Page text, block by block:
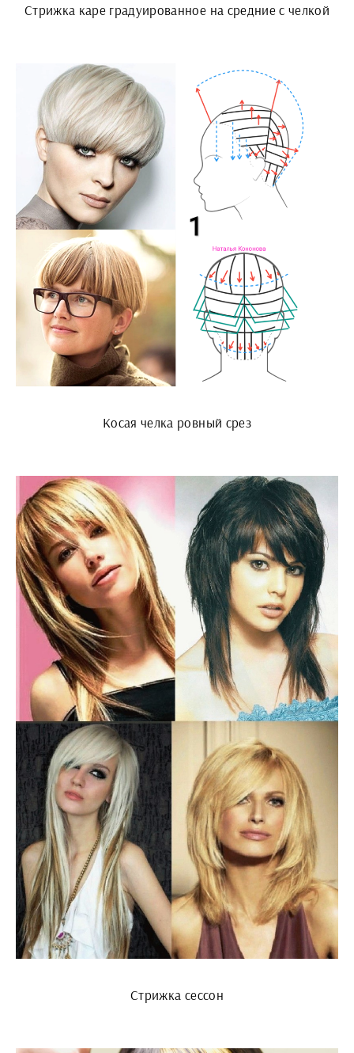
Стрижка каре градуированное на средние с челкой
Косая челка ровный срез
Стрижка сессон